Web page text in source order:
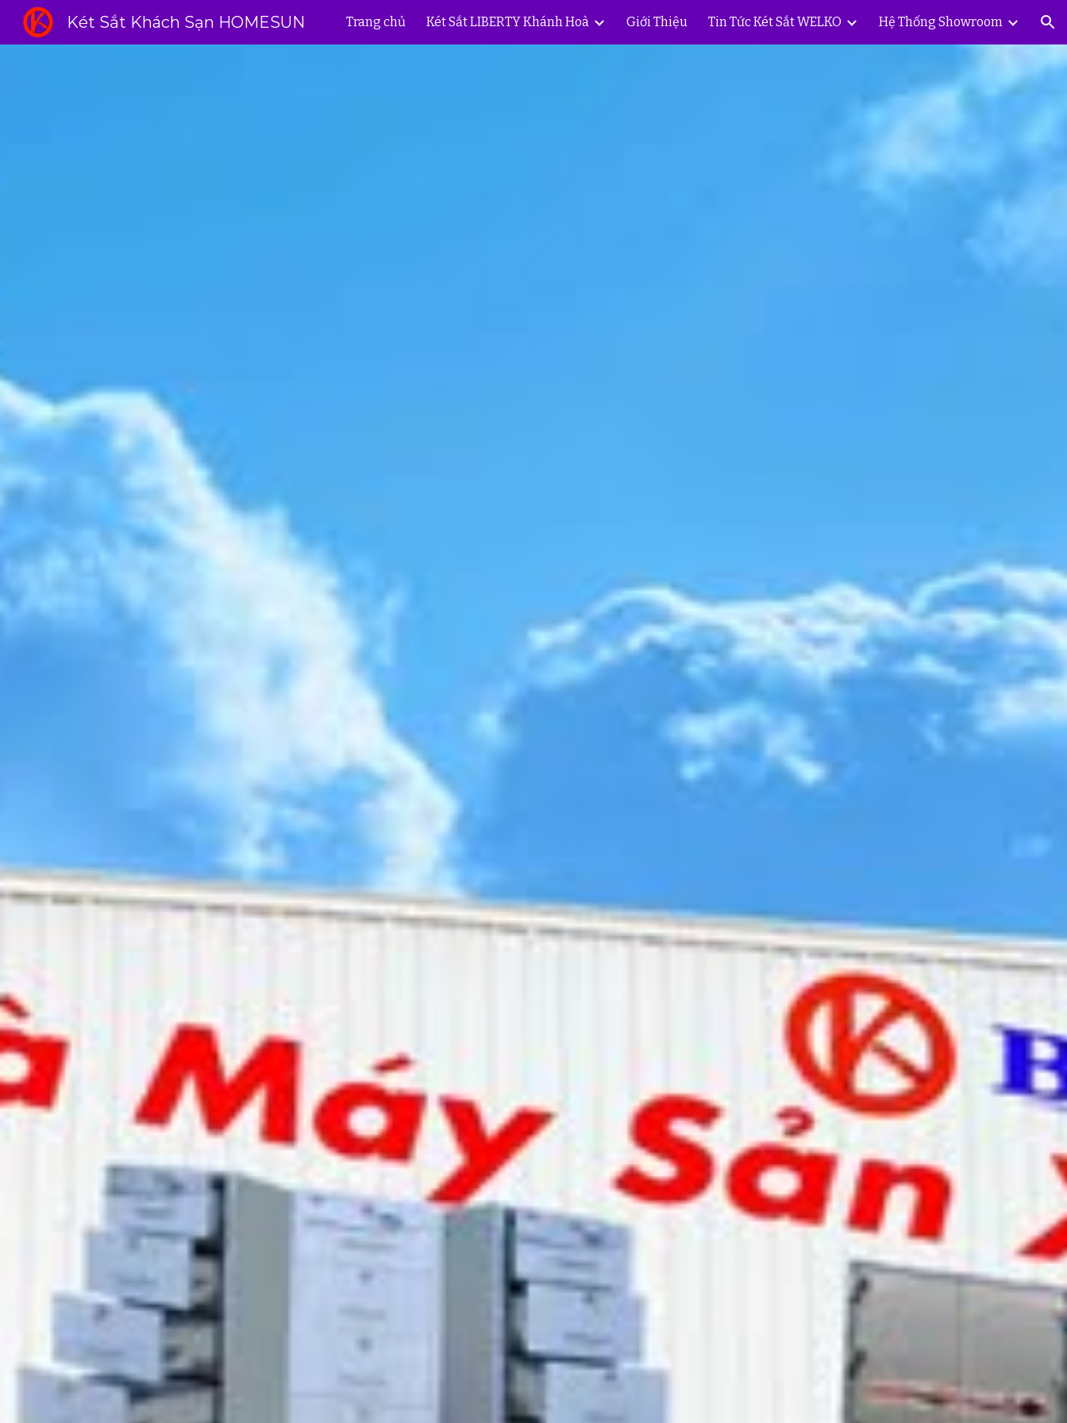
Skip to main content Skip to navigation
Két Sắt Khách Sạn HOMESUN Trang chủ Két Sắt LIBERTY Khánh Hoà Giới Thiệu Tin Tức Két Sắt WELKO Hệ Thống Showroom